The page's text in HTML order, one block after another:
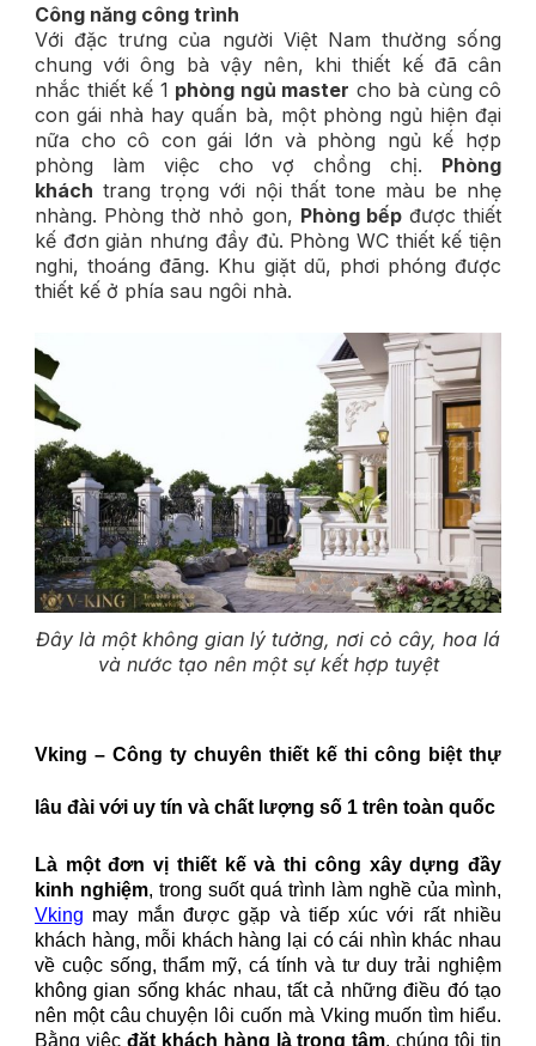
Công năng công trình
Với đặc trưng của người Việt Nam thường sống
chung với ông bà vậy nên, khi thiết kế đã cân
nhắc thiết kế 1 phòng ngủ master cho bà cùng cô
con gái nhà hay quấn bà, một phòng ngủ hiện đại
nữa cho cô con gái lớn và phòng ngủ kế hợp
phòng làm việc cho vợ chồng chị. Phòng
khách trang trọng với nội thất tone màu be nhẹ
nhàng. Phòng thờ nhỏ gon, Phòng bếpđược thiết
kế đơn giản nhưng đầy đủ. Phòng WC thiết kế tiện
nghi, thoáng đãng. Khu giặt dũ, phơi phóng được
thiết kế ở phía sau ngôi nhà.
Đây là một không gian lý tưởng, nơi cỏ cây, hoa lá
và nước tạo nên một sự kết hợp tuyệt
Vking – Công ty chuyên thiết kế thi công biệt thự
lâu đài với uy tín và chất lượng số 1 trên toàn quốc
Là một đơn vị thiết kế và thi công xây dựng đầy
kinh nghiệm, trong suốt quá trình làm nghề của mình,
Vking may mắn được gặp và tiếp xúc với rất nhiều
khách hàng, mỗi khách hàng lại có cái nhìn khác nhau
về cuộc sống, thẩm mỹ, cá tính và tư duy trải nghiệm
không gian sống khác nhau, tất cả những điều đó tạo
nên một câu chuyện lôi cuốn mà Vking muốn tìm hiểu.
Bằng việc đặt khách hàng là trọng tâm, chúng tôi tin